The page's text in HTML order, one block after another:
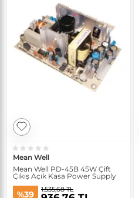
Mean Well
Mean Well PD-45B 45W Çift
Çıkış Açık Kasa Power Supply
%39 1.535,68 TL